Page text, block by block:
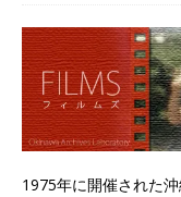
1975年に開催された